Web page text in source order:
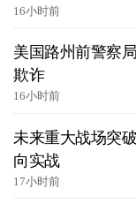
16小时前
美国路州前警察
欺诈
16小时前
未来重大战场突
向实战
17小时前